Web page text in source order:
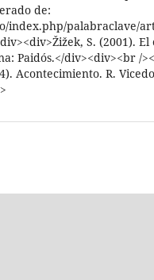
de:
index.php/palabraclave/
S. (2001). El
Paidós.</div><div><br /
Acontecimiento. R.